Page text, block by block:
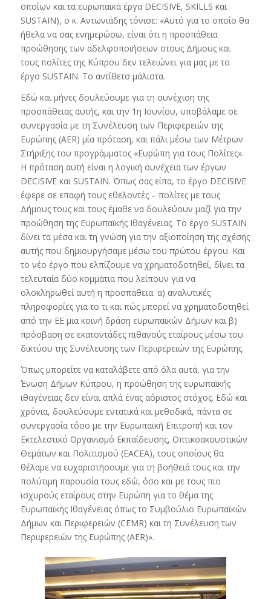
οποίων και τα ευρωπαϊκά έργα DECISIVE, SKILLS και
SUSTAIN), ο κ. Αντωνιάδης τόνισε: «Αυτό για το οποίο θα
ήθελα να σας ενημερώσω, είναι ότι η προσπάθεια
προώθησης των αδελφοποιήσεων στους Δήμους και
τους πολίτες της Κύπρου δεν τελειώνει για μας με το
έργο SUSTAIN. Το αντίθετο μάλιστα.
Εδώ και μήνες δουλεύουμε για τη συνέχιση της
προσπάθειας αυτής, και την 1η Ιουνίου, υποβάλαμε σε
συνεργασία με τη Συνέλευση των Περιφερειών της
Ευρώπης (AER) μία πρόταση, και πάλι μέσω των Μέτρων
Στήριξης του προγράμματος «Ευρώπη για τους Πολίτες».
Η πρόταση αυτή είναι η λογική συνέχεια των έργων
DECISIVE και SUSTAIN. Όπως σας είπα, το έργο DECISIVE
έφερε σε επαφή τους εθελοντές – πολίτες με τους
Δήμους τους και τους έμαθε να δουλεύουν μαζί για την
προώθηση της Ευρωπαϊκής Ιθαγένειας. Το έργο SUSTAIN
δίνει τα μέσα και τη γνώση για την αξιοποίηση της σχέσης
αυτής που δημιουργήσαμε μέσω του πρώτου έργου. Και
το νέο έργο που ελπίζουμε να χρηματοδοτηθεί, δίνει τα
τελευταία δύο κομμάτια που λείπουν για να
ολοκληρωθεί αυτή η προσπάθεια: α) αναλυτικές
πληροφορίες για το τι και πώς μπορεί να χρηματοδοτηθεί
από την ΕΕ μια κοινή δράση ευρωπαϊκών Δήμων και β)
πρόσβαση σε εκατοντάδες πιθανούς εταίρους μέσω του
δικτύου της Συνέλευσης των Περιφερειών της Ευρώπης.
Όπως μπορείτε να καταλάβετε από όλα αυτά, για την
Ένωση Δήμων Κύπρου, η προώθηση της ευρωπαϊκής
ιθαγένειας δεν είναι απλά ένας αόριστος στόχος. Εδώ και
χρόνια, δουλεύουμε εντατικά και μεθοδικά, πάντα σε
συνεργασία τόσο με την Ευρωπαϊκή Επιτροπή και τον
Εκτελεστικό Οργανισμό Εκπαίδευσης, Οπτικοακουστικών
Θεμάτων και Πολιτισμού (EACEA), τους οποίους θα
θέλαμε να ευχαριστήσουμε για τη βοήθειά τους και την
πολύτιμη παρουσία τους εδώ, όσο και με τους πιο
ισχυρούς εταίρους στην Ευρώπη για το θέμα της
Ευρωπαϊκής Ιθαγένειας όπως το Συμβούλιο Ευρωπαϊκών
Δήμων και Περιφερειών (CEMR) και τη Συνέλευση των
Περιφερειών της Ευρώπης (AER)».